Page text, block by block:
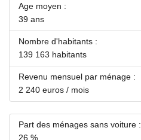
Age moyen :
39 ans
Nombre d'habitants :
139 163 habitants
Revenu mensuel par ménage :
2 240 euros / mois
Part des ménages sans voiture :
26 %